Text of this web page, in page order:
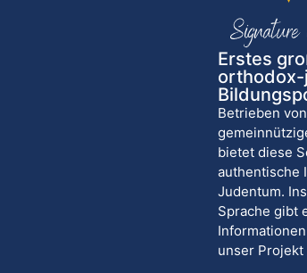
Erstes
Betrieben
bietet diese
authentische
Judentum.
Sprache gibt
unser